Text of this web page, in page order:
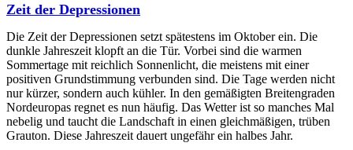
Zeit der Depressionen
Die Zeit der Depressionen setzt spätestens im Oktober ein. Die
dunkle Jahreszeit klopft an die Tür. Vorbei sind die warmen
Sommertage mit reichlich Sonnenlicht, die meistens mit einer
positiven Grundstimmung verbunden sind. Die Tage werden nicht
nur kürzer, sondern auch kühler. In den gemäßigten Breitengraden
Nordeuropas regnet es nun häufig. Das Wetter ist so manches Mal
nebelig und taucht die Landschaft in einen gleichmäßigen, trüben
Grauton. Diese Jahreszeit dauert ungefähr ein halbes Jahr.